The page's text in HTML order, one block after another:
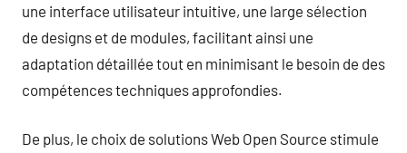
une interface utilisateur intuitive, une large sélection
de designs et de modules, facilitant ainsi une
adaptation détaillée tout en minimisant le besoin de des
compétences techniques approfondies.
De plus, le choix de solutions Web Open Source stimule